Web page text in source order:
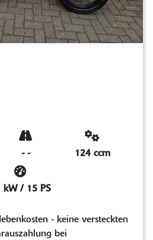
- - 124 ccm
kW / 15 PS
- keine versteckten
bei